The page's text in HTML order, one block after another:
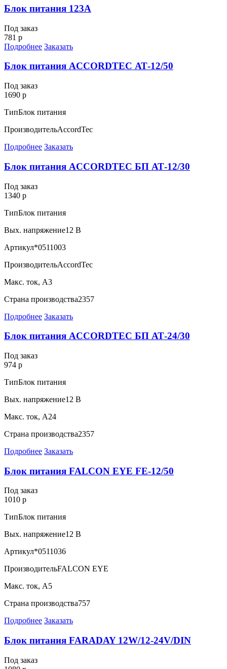
Блок питания 123А
Под заказ
781 р
Подробнее Заказать
Блок питания ACCORDTEC АТ-12/50
Под заказ
1690 р
ТипБлок питания
ПроизводительAccordTec
Подробнее Заказать
Блок питания ACCORDTEC БП АТ-12/30
Под заказ
1340 р
ТипБлок питания
Вых. напряжение12 В
Артикул*0511003
ПроизводительAccordTec
Макс. ток, А3
Страна производства2357
Подробнее Заказать
Блок питания ACCORDTEC БП АТ-24/30
Под заказ
974 р
ТипБлок питания
Вых. напряжение12 В
Макс. ток, А24
Страна производства2357
Подробнее Заказать
Блок питания FALCON EYE FE-12/50
Под заказ
1010 р
ТипБлок питания
Вых. напряжение12 В
Артикул*0511036
ПроизводительFALCON EYE
Макс. ток, А5
Страна производства757
Подробнее Заказать
Блок питания FARADAY 12W/12-24V/DIN
Под заказ